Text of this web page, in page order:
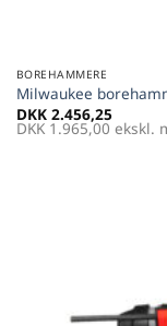
BOREHAMMERE
Milwaukee
DKK 2.456,25
DKK 1.965,00 ekskl.